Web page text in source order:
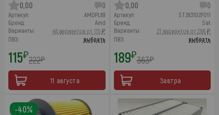
0,00
0
Артикул:
AMDPL69
Бренд:
Amd
Варианты:
46 вариантов от 115 ₽
ПВЗ:
выбрать
115₽222₽
11 августа
0,00
0
Артикул:
ST263102F011
Бренд:
Sat
Варианты:
21 вариантов от 296 ₽
ПВЗ:
выбрать
189₽363₽
Завтра
-40%